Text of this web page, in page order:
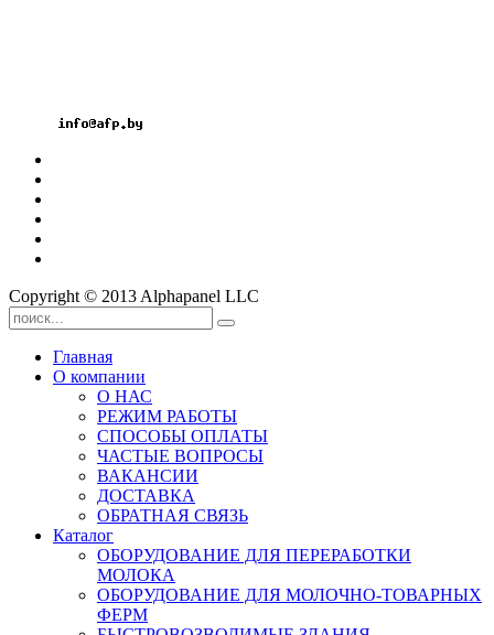
Copyright © 2013 Alphapanel LLC
Главная
О компании
О НАС
РЕЖИМ РАБОТЫ
СПОСОБЫ ОПЛАТЫ
ЧАСТЫЕ ВОПРОСЫ
ВАКАНСИИ
ДОСТАВКА
ОБРАТНАЯ СВЯЗЬ
Каталог
ОБОРУДОВАНИЕ ДЛЯ ПЕРЕРАБОТКИ
МОЛОКА
ОБОРУДОВАНИЕ ДЛЯ МОЛОЧНО-ТОВАРНЫХ
ФЕРМ